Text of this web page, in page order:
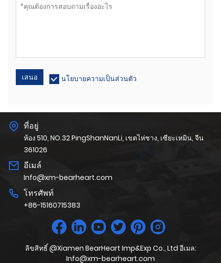
เสนอ นโยบายความเป็นส่วนตัว
ที่อยู่
ห้อง 510, NO.32 PingShanNanLi, เขตไห่ชาง, เซียะเหมิน, จีน
361026
อีเมล์
Info@xm-bearheart.com
โทรศัพท์
+86-15160715383
ลิขสิทธิ์ @Xiamen BearHeart Imp&Exp Co., Ltd อีเมล:
Info@xm-bearheart.com